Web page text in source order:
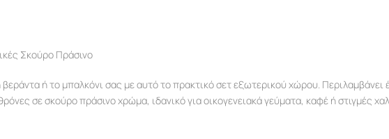
Σκούρο Πράσινο
ή το μπαλκόνι σας με αυτό το πρακτικό σετ εξωτερικού χώρου. Περιλαμβάνει
σε σκούρο πράσινο χρώμα, ιδανικό για οικογενειακά γεύματα, καφέ ή στιγμές